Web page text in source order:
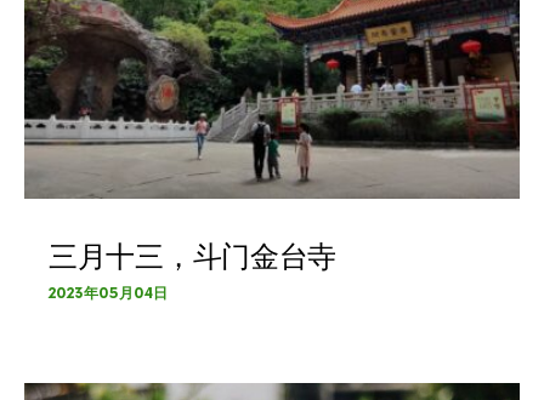
三月十三，斗门金台寺
2023年05月04日